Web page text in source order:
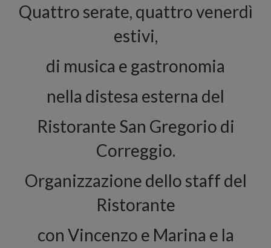
Quattro serate, quattro venerdì
estivi,
di musica e gastronomia
nella distesa esterna del
Ristorante San Gregorio di
Correggio.
Organizzazione dello staff del
Ristorante
con Vincenzo e Marina e la